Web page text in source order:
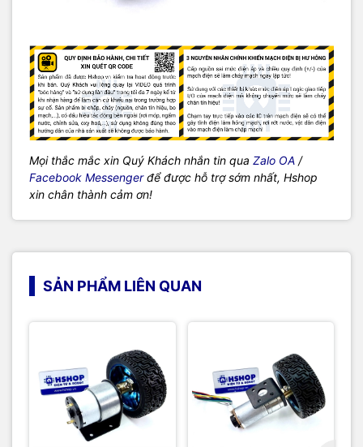
Mọi thắc mắc xin Quý Khách nhắn tin qua Zalo OA /
Facebook Messengerđể được hỗ trợ sớm nhất, Hshop
xin chân thành cảm ơn!
SẢN PHẨM LIÊN QUAN